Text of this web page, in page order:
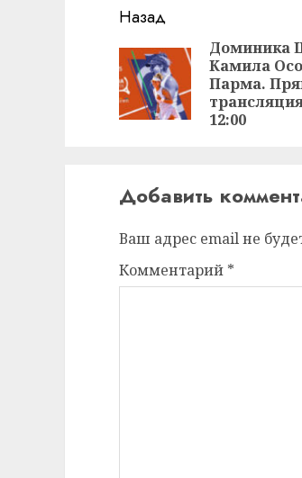
Продолжить
чтение
Назад
Доминика
Камила
Парма.
12:00
Добавить
Ваш адрес email не
Комментарий *